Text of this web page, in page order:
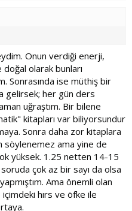
Onun verdiği enerji,
olarak bunları
Sonrasında ise müthiş bir
gelirsek; her gün ders
uğraştım. Bir bilene
kitapları var biliyorsundur
Sonra daha zor kitaplara
söylenemez ama yine de
yüksek. 1.25 netten 14-15
çok az bir sayı da olsa
Ama önemli olan
içimdeki hırs ve öfke ile